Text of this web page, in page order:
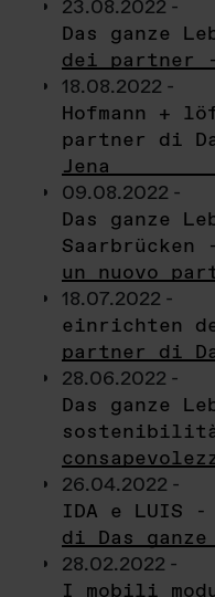
23.08.2022 -
Das ganze
dei partner
18.08.2022 -
Hofmann +
partner di
Jena
09.08.2022 -
Das ganze
Saarbrücken
un nuovo
18.07.2022 -
einrichten
partner di
28.06.2022 -
Das ganze
26.04.2022 -
IDA e LUIS
di Das ganze
28.02.2022 -
I mobili